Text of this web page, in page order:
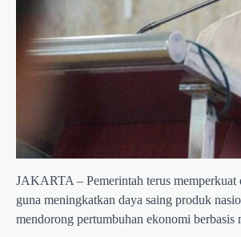
JAKARTA – Pemerintah terus
guna meningkatkan daya saing produk
mendorong pertumbuhan ekonomi berbasis